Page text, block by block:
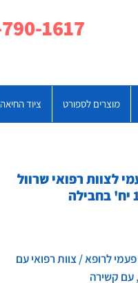
מוצרים לספורט ציוד החיאה
לצוות רפואי שרוול
לרופא / צוות רפואי עם
עם קשירה